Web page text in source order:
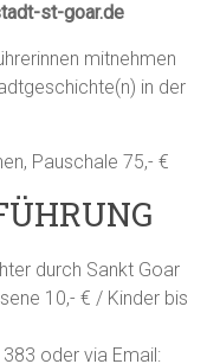
st-goar.de
mitnehmen
in der
Pauschale 75,- €
durch Sankt Goar
10,- € / Kinder bis
oder via Email: